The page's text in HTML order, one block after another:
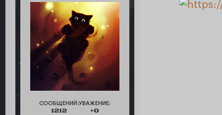
СООБЩЕНИЙ:
1212
УВАЖЕНИЕ:
+0